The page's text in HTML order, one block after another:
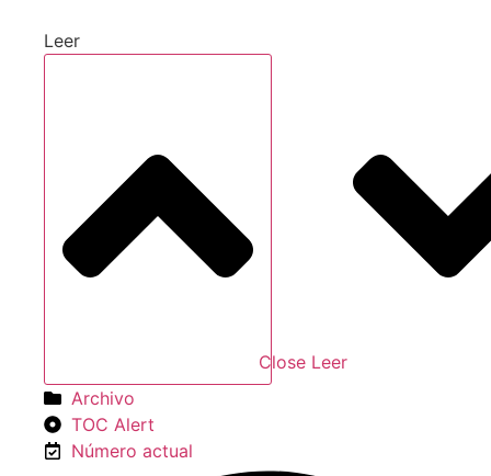
Leer
Close Leer
Archivo
TOC Alert
Número actual